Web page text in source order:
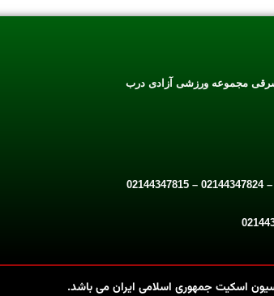
مجموعه ورزشی آزادی درب
اسکیت جمهوری اسلامی ایران می باشد.